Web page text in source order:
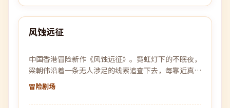
最新
99:30
风蚀远征
中国香港冒险新作《风蚀远征》。霓虹灯下的不眠夜，
梁朝伟沿着一条无人涉足的线索追查下去，每靠近真相
一步，黑暗就更加贴近。
冒险剧场